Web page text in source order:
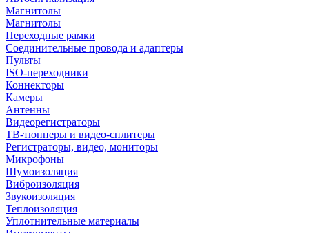
Магнитолы
Магнитолы
Переходные рамки
Соединительные провода и адаптеры
Пульты
ISO-переходники
Коннекторы
Камеры
Антенны
Видеорегистраторы
ТВ-тюннеры и видео-сплитеры
Регистраторы, видео, мониторы
Микрофоны
Шумоизоляция
Виброизоляция
Звукоизоляция
Теплоизоляция
Уплотнительные материалы